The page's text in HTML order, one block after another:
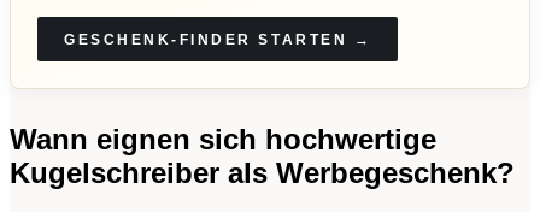
GESCHENK-FINDER STARTEN →
Wann eignen sich hochwertige
Kugelschreiber als Werbegeschenk?